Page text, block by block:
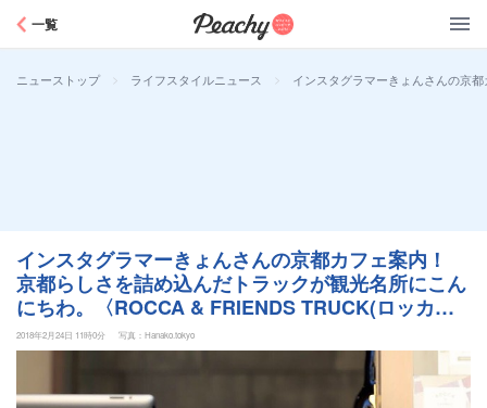
一覧
ニューストップ > ライフスタイルニュース > インスタグラマーきょんさんの京
インスタグラマーきょんさんの京都カフェ案内！
京都らしさを詰め込んだトラックが観光名所にこん
にちわ。〈ROCCA & FRIENDS TRUCK(ロッカア
ンドフレンズ トラック)〉～カフェノハナシin
KYOTO vol.11
2018年2月24日 11時0分 写真：Hanako.tokyo